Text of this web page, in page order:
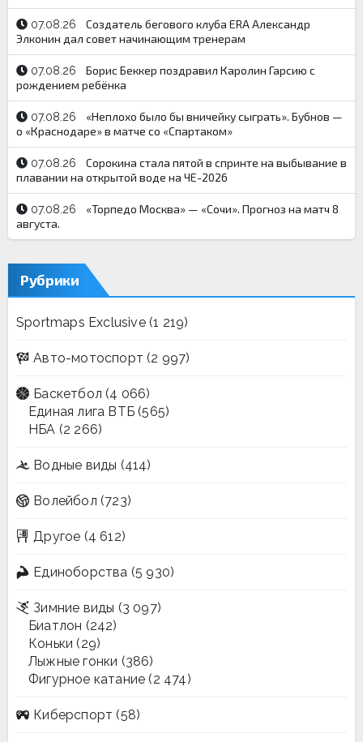
07.08.26
Создатель бегового клуба ERA Александр
Элконин дал совет начинающим тренерам
07.08.26
Борис Беккер поздравил Каролин Гарсию с
рождением ребёнка
07.08.26
«Неплохо было бы вничейку сыграть». Бубнов —
о «Краснодаре» в матче со «Спартаком»
07.08.26
Сорокина стала пятой в спринте на выбывание в
плавании на открытой воде на ЧЕ-2026
07.08.26
«Торпедо Москва» — «Сочи». Прогноз на матч 8
августа.
Рубрики
Sportmaps Exclusive(1 219)
Авто-мотоспорт (2 997)
Баскетбол (4 066)
Единая лига ВТБ (565)
НБА (2 266)
Водные виды (414)
Волейбол (723)
Другое (4 612)
Единоборства (5 930)
Зимние виды (3 097)
Биатлон (242)
Коньки (29)
Лыжные гонки (386)
Фигурное катание (2 474)
Киберспорт (58)